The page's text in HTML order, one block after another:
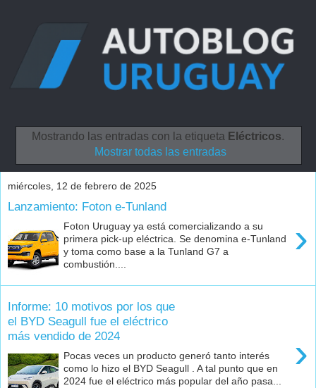
Mostrando las entradas con la etiqueta Eléctricos.
Mostrar todas las entradas
miércoles, 12 de febrero de 2025
Lanzamiento: Foton e-Tunland
›
Foton Uruguay ya está comercializando a su
primera pick-up eléctrica. Se denomina e-Tunland
y toma como base a la Tunland G7 a
combustión....
Informe: 10 motivos por los que
el BYD Seagull fue el eléctrico
más vendido de 2024
›
Pocas veces un producto generó tanto interés
como lo hizo el BYD Seagull . A tal punto que en
2024 fue el eléctrico más popular del año pasa...